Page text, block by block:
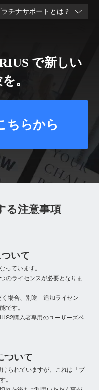
ラチナサポートとは？
提供予定)
で新しい
。
ちらから
る注意事項
いて
っています。
のライセンスが必要となりま
場合、別途「追加ライセン
です。
購入者専用のユーザーズペ
ついて
られていますが、これは「プ
。